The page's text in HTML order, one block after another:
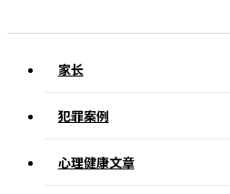
家长
犯罪案例
心理健康文章